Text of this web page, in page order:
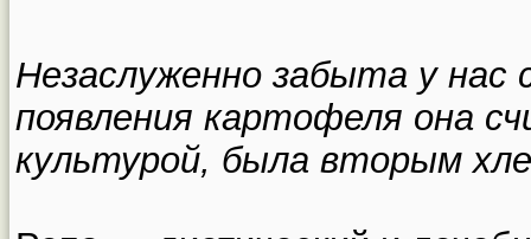
Незаслуженно забыта у нас
появления картофеля она
культурой, была вторым